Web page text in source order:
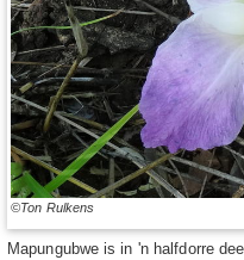
©Ton Rulkens
Mapungubwe is in 'n halfdorre